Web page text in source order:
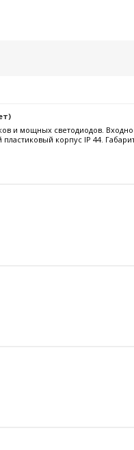
и мощных светодиодов.
корпус IP 44.